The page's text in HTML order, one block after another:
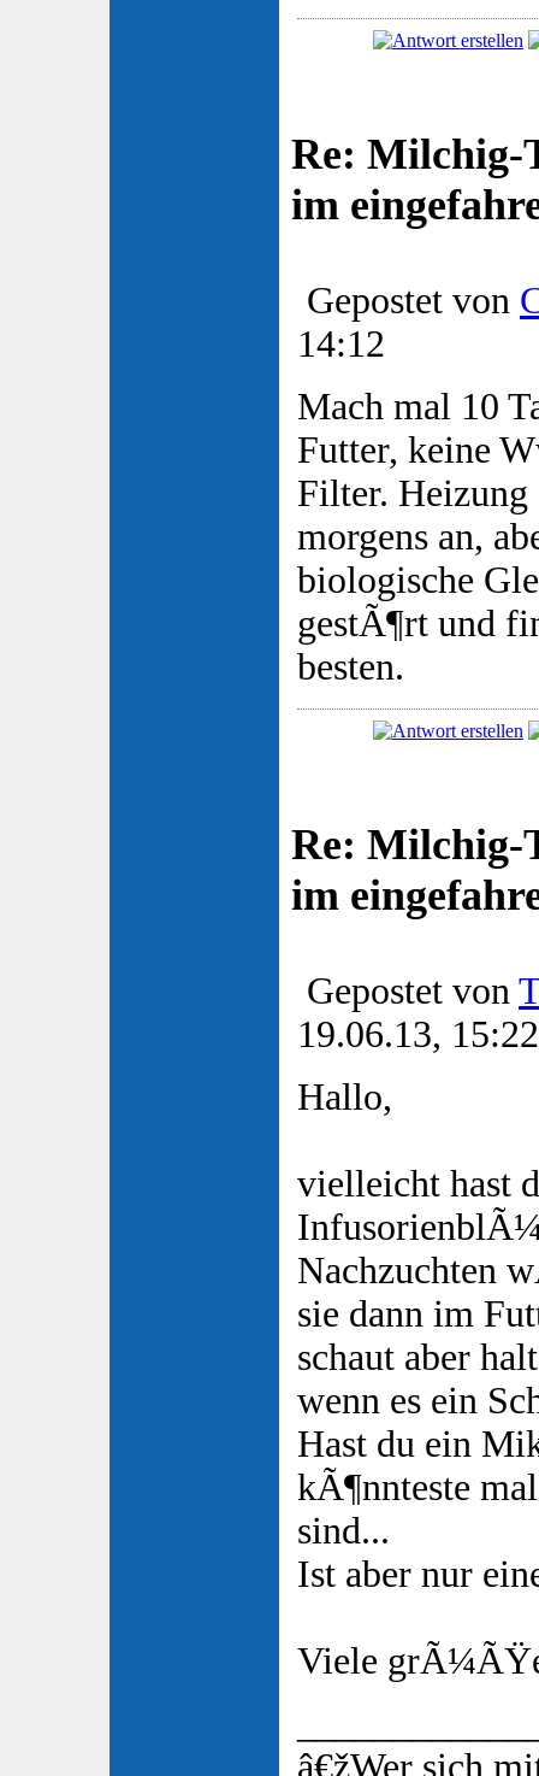
Re: Milchig-
im
Gepostet von
14:12
Mach mal 10
Futter, keine
Filter. Heizung
morgens an,
biologische
gestÃ¶rt und
besten.
Re: Milchig-
im
Gepostet von
19.06.13, 15:22
Hallo,
vielleicht hast
Nachzuchten
sie dann im
schaut aber
wenn es ein
Hast du ein
kÃ¶nnteste
sind...
Ist aber nur
Viele
â€žWer sich